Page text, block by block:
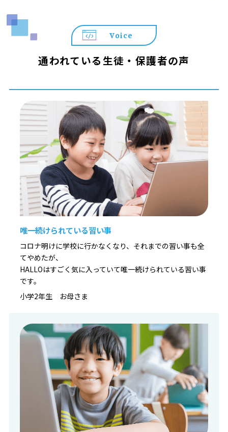
Voice
通われている生徒・保護者の声
唯一続けられている習い事
コロナ明けに学校に行かなくなり、それまでの習い事も全
てやめたが、
HALLOはすごく気に入っていて唯一続けられている習い事
です。
小学2年生 お母さま